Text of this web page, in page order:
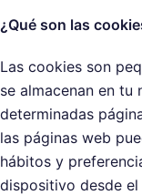
¿Qué son las
Las cookies son
se almacenan en tu
determinadas
las páginas web
hábitos y
dispositivo desde